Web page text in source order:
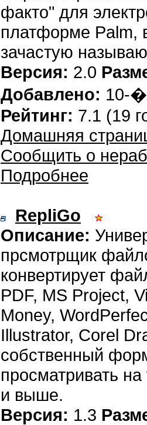
факто" для
платформе Palm,
зачастую
Версия: 2.0
Добавлено: 10-
Рейтинг: 7.1 (19
Домашняя
Сообщить о
Подробнее
RepliGo
Описание:
прсмотрщик
конвертирует
PDF, MS Project,
Money,
Illustrator, Corel
собственный
просматривать
и выше.
Версия: 1.3